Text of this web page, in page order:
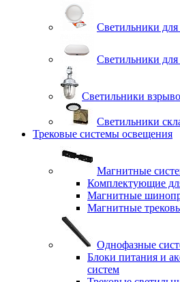
Светильники
Светильники
Светильники
Светильники
Трековые системы освещения
Магнитные
Комплектующие
Магнитные
Магнитные
Однофазные
Блоки питания и
систем